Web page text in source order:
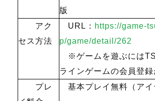
版
アク
セス方法
URL： https://game-
p/game/detail/262
※ゲームを遊ぶには
ラインゲームの会員登録
プレ
基本プレイ無料（アイ